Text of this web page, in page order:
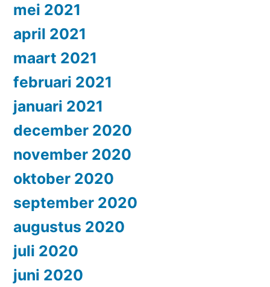
mei 2021
april 2021
maart 2021
februari 2021
januari 2021
december 2020
november 2020
oktober 2020
september 2020
augustus 2020
juli 2020
juni 2020